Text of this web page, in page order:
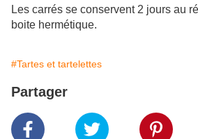
Les carrés se conservent 2 jours au
boite hermétique.
#Tartes et tartelettes
Partager